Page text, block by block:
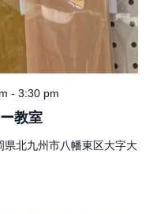
教室
- 3:30 pm
県北九州市八幡東区大字大